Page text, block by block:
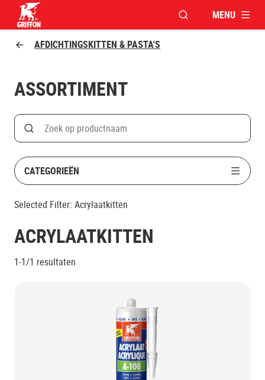
VENSTER OPENEN
MENU
AFDICHTINGSKITTEN & PASTA'S
ASSORTIMENT
Search
Zoek op productnaam
CATEGORIEËN
Selected Filter: Acrylaatkitten
ACRYLAATKITTEN
1-1/1 resultaten